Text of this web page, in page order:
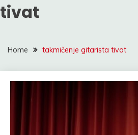
tivat
Home takmičenje gitarista tivat